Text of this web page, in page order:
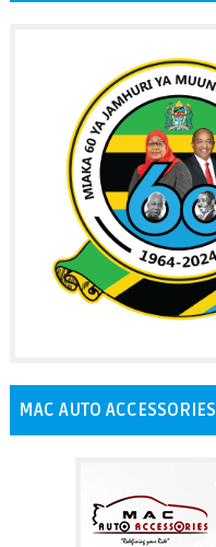
MAC AUTO ACCESSORIES